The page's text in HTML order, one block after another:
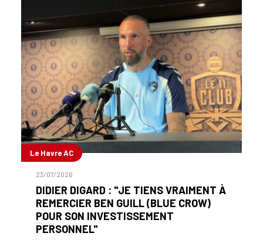
Le Havre AC
23/07/2026
DIDIER DIGARD : "JE TIENS VRAIMENT À
REMERCIER BEN GUILL (BLUE CROW)
POUR SON INVESTISSEMENT
PERSONNEL"